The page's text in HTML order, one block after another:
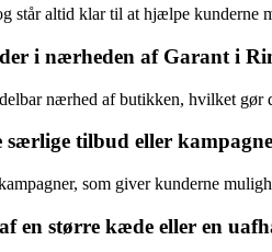
står altid klar til at hjælpe kunderne
i nærheden af Garant i
nærhed af butikken, hvilket gør
tilbud eller
som giver kunderne
en større kæde eller en